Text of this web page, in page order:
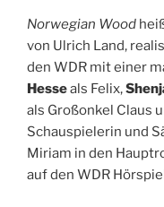
Norwegian Wood
von Ulrich Land,
den WDR mit einer
Hesseals Felix,
als Großonkel Claus
Schauspielerin und
Miriam in den
auf den WDR